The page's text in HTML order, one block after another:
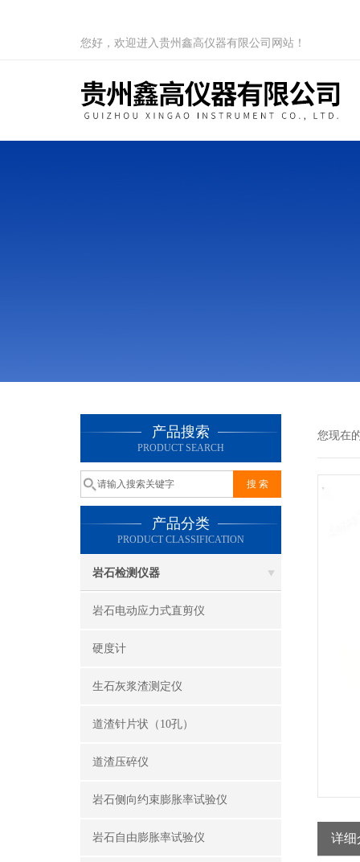
您好，欢迎进入贵州鑫高仪器有限公司网站！
产品搜索
PRODUCT SEARCH
产品分类
PRODUCT CLASSIFICATION
岩石检测仪器
岩石电动应力式直剪仪
硬度计
生石灰浆渣测定仪
道渣针片状（10孔）
道渣压碎仪
岩石侧向约束膨胀率试验仪
岩石自由膨胀率试验仪
您现在
详细